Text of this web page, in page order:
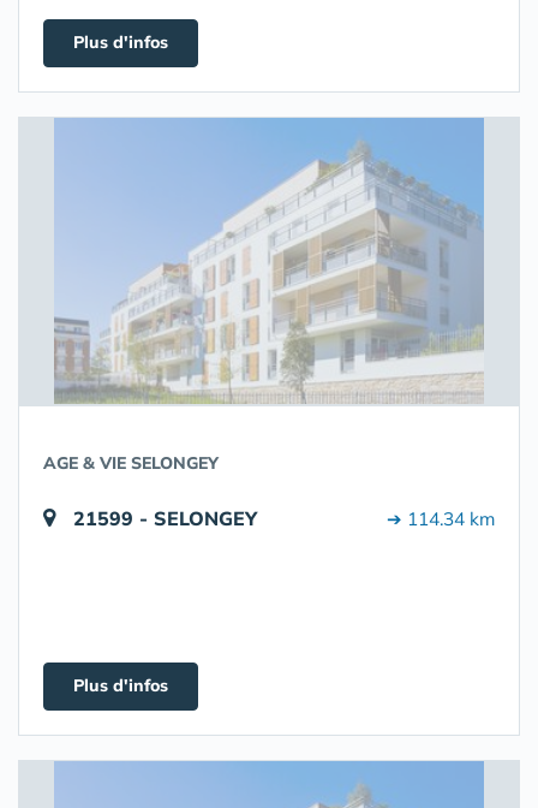
Plus d'infos
AGE & VIE SELONGEY
21599 - SELONGEY ➔ 114.34 km
Plus d'infos